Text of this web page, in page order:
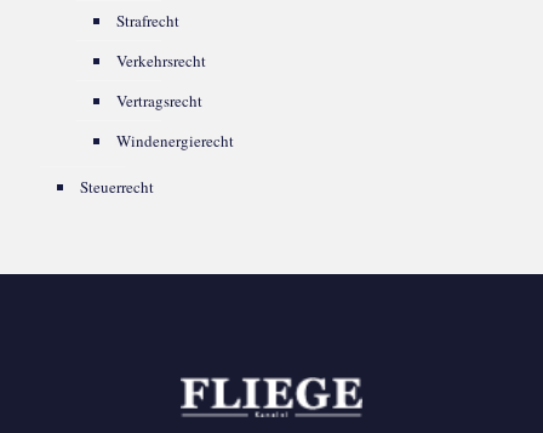
Strafrecht
Verkehrsrecht
Vertragsrecht
Windenergierecht
Steuerrecht